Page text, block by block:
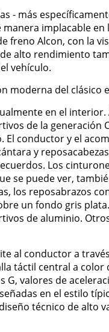
- más
manera implacable
freno Alcon, con la
alto rendimiento
vehículo.
moderna del clásico
en el
de la generación
conductor y el
y
Los
se puede ver,
los reposabrazos
un fondo gris
de aluminio.
al conductor a
táctil central a color
G, valores de
en el estilo
técnico de alto